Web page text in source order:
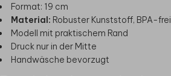
Format: 19 cm
Material: Robuster Kunststoff, BPA-frei
Modell mit praktischem Rand
Druck nur in der Mitte
Handwäsche bevorzugt